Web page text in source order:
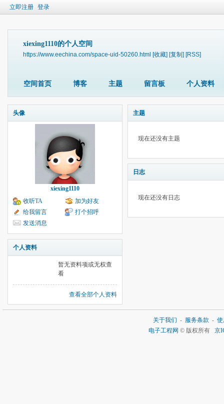
立即注册 登录
xiexing1110的个人空间
https://www.eechina.com/space-uid-50260.html [收藏] [复制] [RSS]
空间首页 博客 主题 留言板 个人资料
头像
xiexing1110
收听TA
加为好友
给我留言
打个招呼
发送消息
个人资料
暂无资料项或无权查
看
查看全部个人资料
主题
现在还没有主题
日志
现在还没有日志
关于我们 - 服务条款 -
电子工程网 © 版权所有 京